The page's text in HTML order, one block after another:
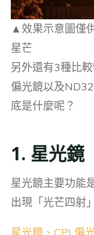
▲效果示意圖僅
星芒
另外還有3種比
偏光鏡以及
底是什麼呢？
1. 星光鏡
星光鏡主要功能
出現「光芒四射
星光鏡、CPL偏